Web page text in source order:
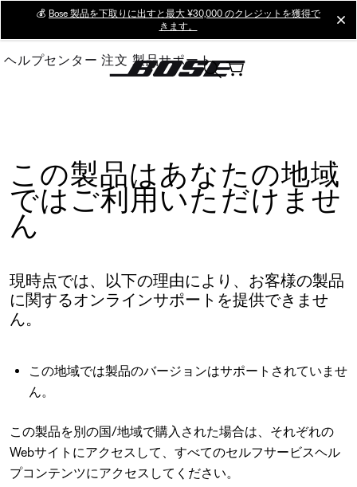
Main
💰 Bose 製品を下取りに出すと最大 ¥30,000 のクレジットを獲得で
きます。
ヘルプセンター 注文 製品サポート
この製品はあなたの地域
ではご利用いただけませ
ん
現時点では、以下の理由により、お客様の製品
に関するオンラインサポートを提供できませ
ん。
この地域では製品のバージョンはサポートされていませ
ん。
この製品を別の国/地域で購入された場合は、それぞれの
Webサイトにアクセスして、すべてのセルフサービスヘル
プコンテンツにアクセスしてください。